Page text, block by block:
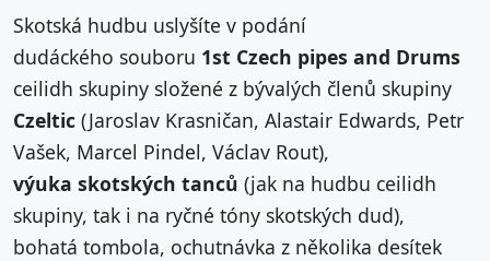
Skotská hudbu uslyšíte v podání
dudáckého souboru 1st Czech pipes and Drums
ceilidh skupiny složené z bývalých členů skupiny
Czeltic (Jaroslav Krasničan, Alastair Edwards, Petr
Vašek, Marcel Pindel, Václav Rout),
výuka skotských tanců (jak na hudbu ceilidh
skupiny, tak i na ryčné tóny skotských dud),
bohatá tombola, ochutnávka z několika desítek